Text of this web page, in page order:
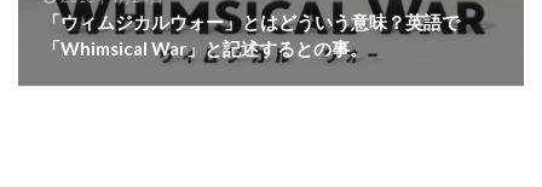
「ウィムジカルウォー」とはどういう意味？英語で
「Whimsical War」と記述するとの事。